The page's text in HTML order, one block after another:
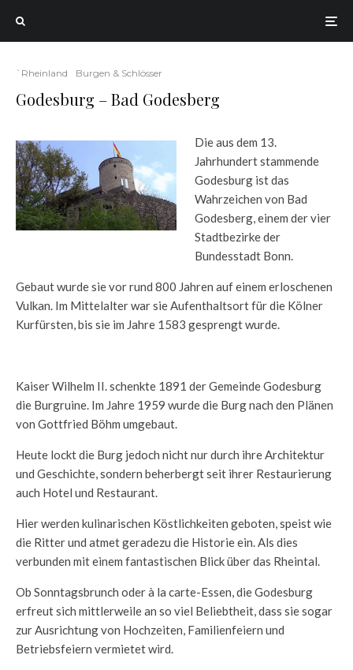
`Rheinland Burgen & Schlösser
Godesburg – Bad Godesberg
Die aus dem 13.
Jahrhundert stammende
Godesburg ist das
Wahrzeichen von Bad
Godesberg, einem der vier
Stadtbezirke der
Bundesstadt Bonn.
Gebaut wurde sie vor rund 800 Jahren auf einem erloschenen
Vulkan. Im Mittelalter war sie Aufenthaltsort für die Kölner
Kurfürsten, bis sie im Jahre 1583 gesprengt wurde.
Kaiser Wilhelm II. schenkte 1891 der Gemeinde Godesburg
die Burgruine. Im Jahre 1959 wurde die Burg nach den Plänen
von Gottfried Böhm umgebaut.
Heute lockt die Burg jedoch nicht nur durch ihre Architektur
und Geschichte, sondern beherbergt seit ihrer Restaurierung
auch Hotel und Restaurant.
Hier werden kulinarischen Köstlichkeiten geboten, speist wie
die Ritter und atmet geradezu die Historie ein. Als dies
verbunden mit einem fantastischen Blick über das Rheintal.
Ob Sonntagsbrunch oder à la carte-Essen, die Godesburg
erfreut sich mittlerweile an so viel Beliebtheit, dass sie sogar
zur Ausrichtung von Hochzeiten, Familienfeiern und
Betriebsfeiern vermietet wird.